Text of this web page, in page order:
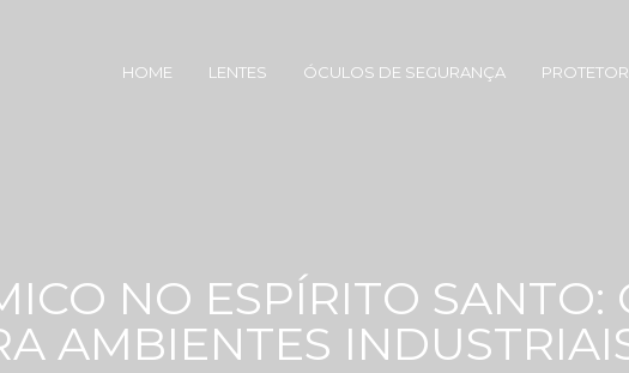
HOME LENTES ÓCULOS DE SEGURANÇA
NO ESPÍRITO SANTO:
AMBIENTES